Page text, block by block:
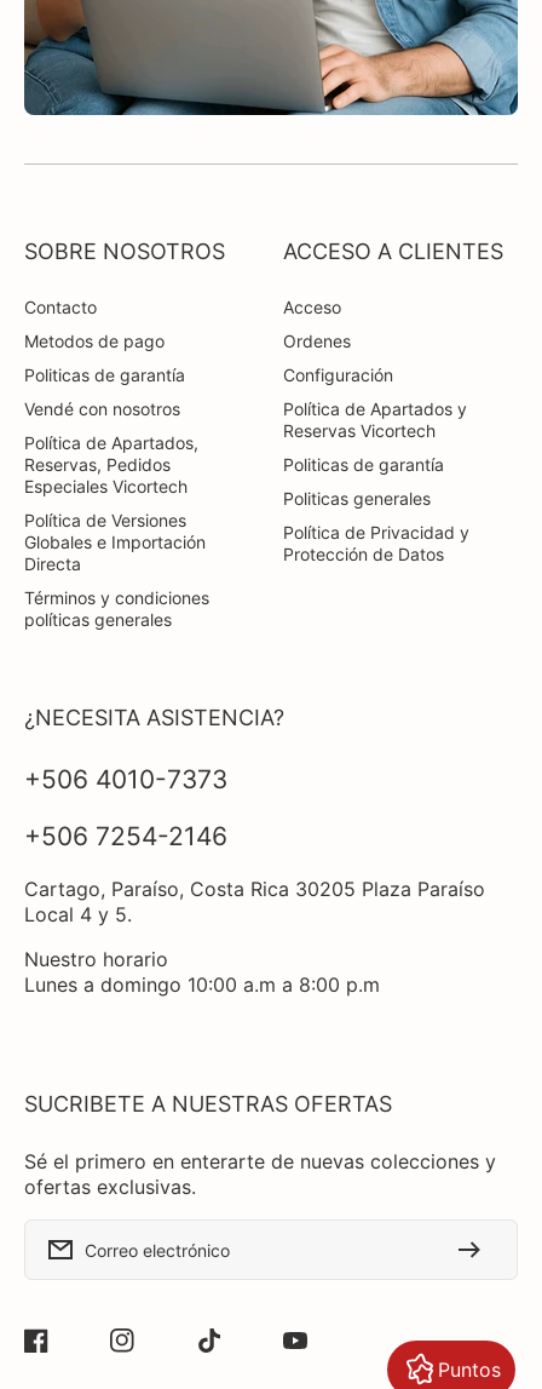
SOBRE NOSOTROS
Contacto
Metodos de pago
Politicas de garantía
Vendé con nosotros
Política de Apartados,
Reservas, Pedidos
Especiales Vicortech
Política de Versiones
Globales e Importación
Directa
Términos y condiciones
políticas generales
ACCESO A CLIENTES
Acceso
Ordenes
Configuración
Política de Apartados y
Reservas Vicortech
Politicas de garantía
Politicas generales
Política de Privacidad y
Protección de Datos
¿NECESITA ASISTENCIA?
+506 4010-7373
+506 7254-2146
Cartago, Paraíso, Costa Rica 30205 Plaza Paraíso
Local 4 y 5.
Nuestro horario
Lunes a domingo 10:00 a.m a 8:00 p.m
SUCRIBETE A NUESTRAS OFERTAS
Sé el primero en enterarte de nuevas colecciones y
ofertas exclusivas.
Correo electrónico
Facebook Instagram TikTok YouTube
Puntos